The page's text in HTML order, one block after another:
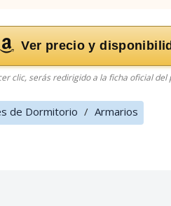
Ver precio y
clic, serás redirigido a la ficha oficial del
de Dormitorio / Armarios